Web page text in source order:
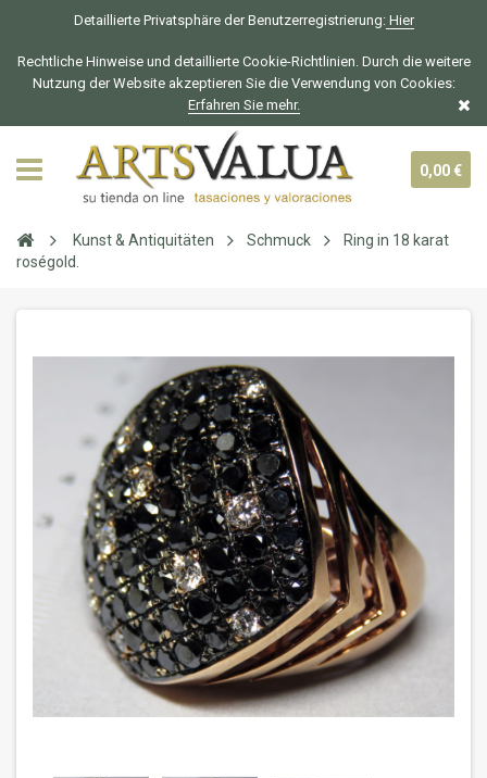
Detaillierte Privatsphäre der Benutzerregistrierung:Hier
Rechtliche Hinweise und detaillierte Cookie-Richtlinien. Durch die weitere
Nutzung der Website akzeptieren Sie die Verwendung von Cookies:
Erfahren Sie mehr.
0,00 €
Kunst & Antiquitäten Schmuck
Ring in 18 karat
roségold.